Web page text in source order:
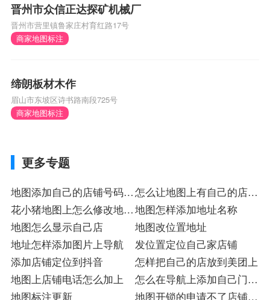
晋州市众信正达探矿机械厂
晋州市营里镇鲁家庄村育红路17号
商家地图标注
缔朗板材木作
眉山市东坡区诗书路南段725号
商家地图标注
更多专题
地图添加自己的店铺号码怎
么改
怎么让地图上有自己的店铺
标
花小猪地图上怎么修改地点
信息
地图怎样添加地址名称
地图怎么显示自己店
地图改位置地址
地址怎样添加图片上导航
发位置定位自己家店铺
添加店铺定位到抖音
怎样把自己的店放到美团上
地图上店铺电话怎么加上
怎么在导航上添加自己门店
的位置
地图标注更新
地图开锁的申请不了店铺怎